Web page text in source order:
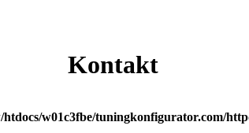
Kontakt
w01c3fbe/tuningkonfigurator.com/